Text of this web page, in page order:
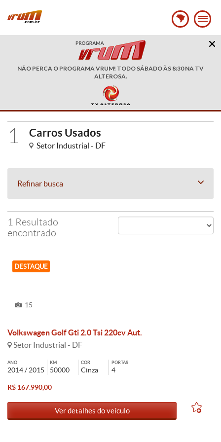
NÃO PERCA O PROGRAMA VRUM! TODO SÁBADO ÀS 8:30 NA TV
ALTEROSA.
1 Carros Usados
Setor Industrial - DF
Refinar busca
1 Resultado
encontrado
DESTAQUE
15
Volkswagen Golf Gti 2.0 Tsi 220cv Aut.
Setor Industrial - DF
ANO
2014 / 2015
KM
50000
COR
Cinza
PORTAS
4
R$ 167.990,00
Ver detalhes do veículo